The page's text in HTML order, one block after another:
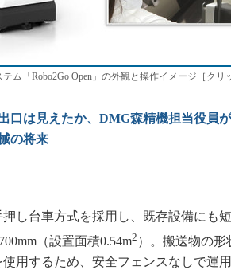
グロ
新型
ム「Robo2Go Open」の外観と操作イメージ［ク
口は見えたか、DMG森精機担当役員
の将来
し台車方式を採用し、既存設備にも
（設置面積0.54m2 ）。搬送物の
用するため、安全フェンスなしで運用